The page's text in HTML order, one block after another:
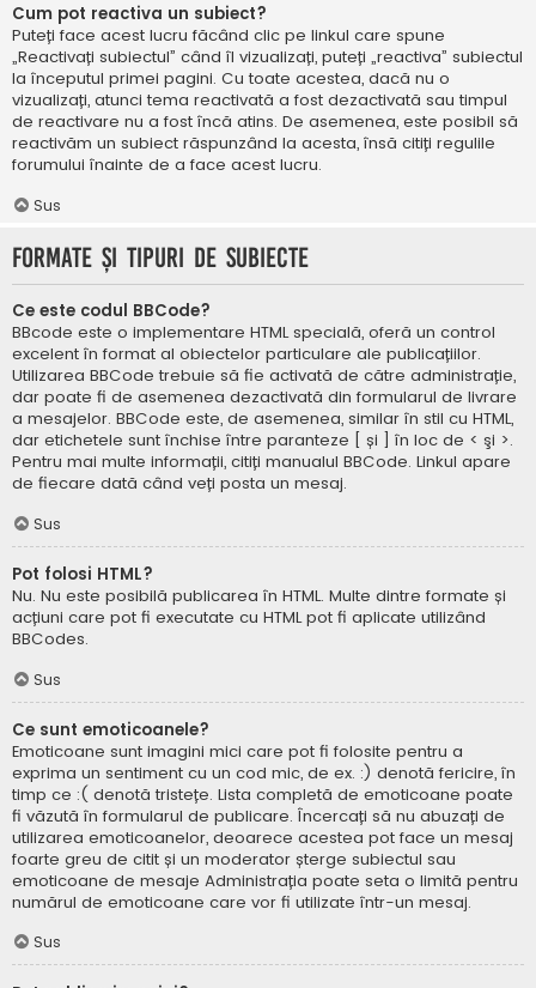
Cum pot reactiva un subiect?
Puteți face acest lucru făcând clic pe linkul care spune
„Reactivați subiectul” când îl vizualizați, puteți „reactiva” subiectul
la începutul primei pagini. Cu toate acestea, dacă nu o
vizualizați, atunci tema reactivată a fost dezactivată sau timpul
de reactivare nu a fost încă atins. De asemenea, este posibil să
reactivăm un subiect răspunzând la acesta, însă citiți regulile
forumului înainte de a face acest lucru.
Sus
Formate și tipuri de subiecte
Ce este codul BBCode?
BBcode este o implementare HTML specială, oferă un control
excelent în format al obiectelor particulare ale publicațiilor.
Utilizarea BBCode trebuie să fie activată de către administrație,
dar poate fi de asemenea dezactivată din formularul de livrare
a mesajelor. BBCode este, de asemenea, similar în stil cu HTML,
dar etichetele sunt închise între paranteze [ și ] în loc de < şi >.
Pentru mai multe informații, citiți manualul BBCode. Linkul apare
de fiecare dată când veți posta un mesaj.
Sus
Pot folosi HTML?
Nu. Nu este posibilă publicarea în HTML. Multe dintre formate și
acțiuni care pot fi executate cu HTML pot fi aplicate utilizând
BBCodes.
Sus
Ce sunt emoticoanele?
Emoticoane sunt imagini mici care pot fi folosite pentru a
exprima un sentiment cu un cod mic, de ex. :) denotă fericire, în
timp ce :( denotă tristețe. Lista completă de emoticoane poate
fi văzută în formularul de publicare. Încercați să nu abuzați de
utilizarea emoticoanelor, deoarece acestea pot face un mesaj
foarte greu de citit și un moderator șterge subiectul sau
emoticoane de mesaje Administrația poate seta o limită pentru
numărul de emoticoane care vor fi utilizate într-un mesaj.
Sus